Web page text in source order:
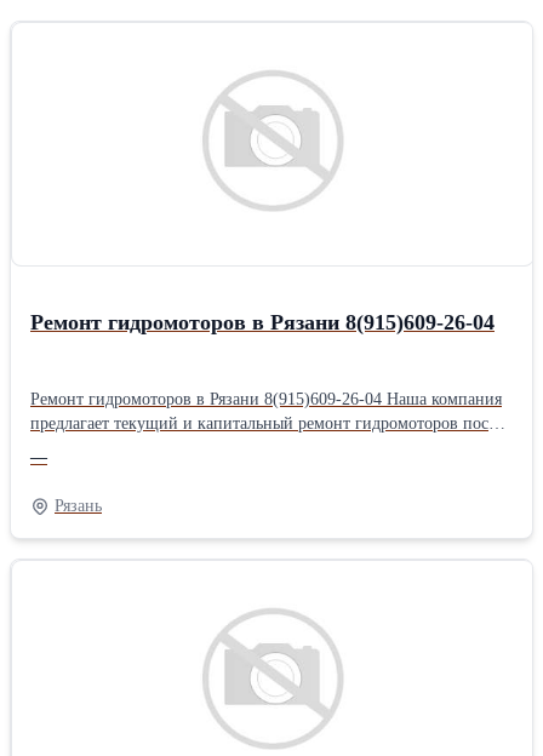
Ремонт гидромоторов в Рязани 8(915)609-26-04
Ремонт гидромоторов в Рязани 8(915)609-26-04 Наша компания
предлагает текущий и капитальный ремонт гидромоторов после
Сотрудники нашего сервисного центра осуществляют
квалифицированное обслуживание различных моделей
отечественного и импортного производства. При обслуживании
гидромоторов производятся следующие работы: 1. Полная
элементов с последующей заменой новыми. 5. Притирка новых
центр быстро и качественно проведет диагностику и ремонт
вышедшего из строя гидромотора. Выгоды от сотрудничества с
—
Рязань